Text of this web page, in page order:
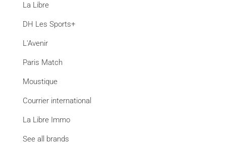
La Libre
DH Les Sports+
L'Avenir
Paris Match
Moustique
Courrier international
La Libre Immo
See all brands